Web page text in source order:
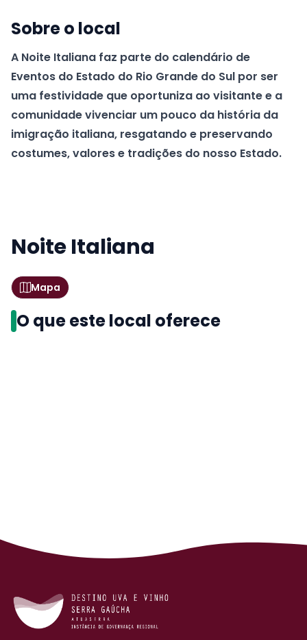
Sobre o local
A Noite Italiana faz parte do calendário de
Eventos do Estado do Rio Grande do Sul por ser
uma festividade que oportuniza ao visitante e a
comunidade vivenciar um pouco da história da
imigração italiana, resgatando e preservando
costumes, valores e tradições do nosso Estado.
Noite Italiana
Mapa
O que este local oferece